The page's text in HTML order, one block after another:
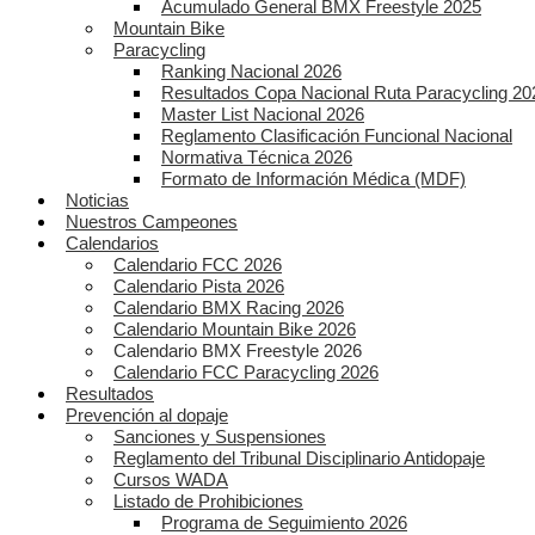
Acumulado General BMX Freestyle 2025
Mountain Bike
Paracycling
Ranking Nacional 2026
Resultados Copa Nacional Ruta Paracycling
Master List Nacional 2026
Reglamento Clasificación Funcional Nacional
Normativa Técnica 2026
Formato de Información Médica (MDF)
Noticias
Nuestros Campeones
Calendarios
Calendario FCC 2026
Calendario Pista 2026
Calendario BMX Racing 2026
Calendario Mountain Bike 2026
Calendario BMX Freestyle 2026
Calendario FCC Paracycling 2026
Resultados
Prevención al dopaje
Sanciones y Suspensiones
Reglamento del Tribunal Disciplinario Antidopaje
Cursos WADA
Listado de Prohibiciones
Programa de Seguimiento 2026